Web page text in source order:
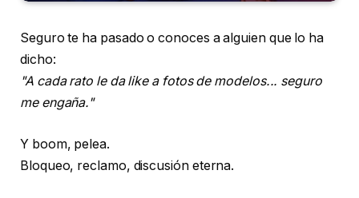
Seguro te ha pasado o conoces a alguien que lo ha
dicho:
"A cada rato le da like a fotos de modelos... seguro
me engaña."
Y boom, pelea.
Bloqueo, reclamo, discusión eterna.